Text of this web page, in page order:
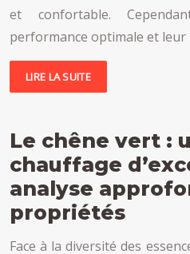
et confortable.
performance optimale et
LIRE LA SUITE
Le chêne vert :
chauffage
analyse
propriétés
Face à la diversité des